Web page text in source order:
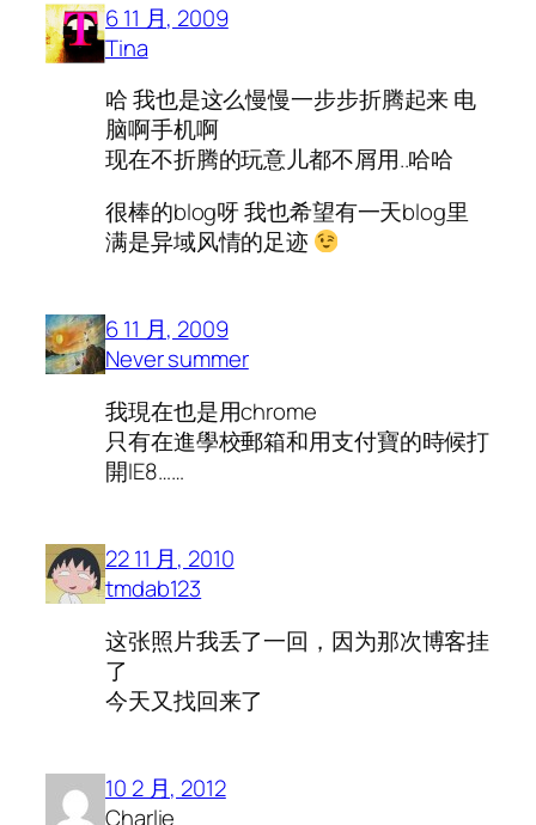
6 11 月, 2009
Tina
哈 我也是这么慢慢一步步折腾起来 电
脑啊手机啊
现在不折腾的玩意儿都不屑用..哈哈
很棒的blog呀 我也希望有一天blog里
满是异域风情的足迹
6 11 月, 2009
Never summer
我現在也是用chrome
只有在進學校郵箱和用支付寶的時候打
開IE8……
22 11 月, 2010
tmdab123
这张照片我丢了一回，因为那次博客挂
了
今天又找回来了
10 2 月, 2012
Charlie